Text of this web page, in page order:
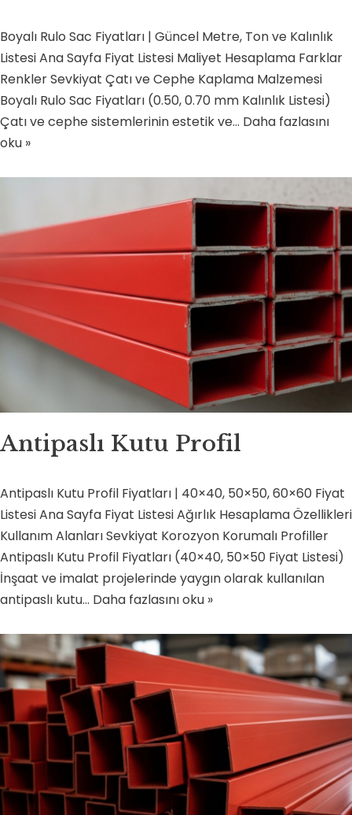
Boyalı Rulo Sac Fiyatları | Güncel Metre, Ton ve Kalınlık
Listesi Ana Sayfa Fiyat Listesi Maliyet Hesaplama Farklar
Renkler Sevkiyat Çatı ve Cephe Kaplama Malzemesi
Boyalı Rulo Sac Fiyatları (0.50, 0.70 mm Kalınlık Listesi)
Çatı ve cephe sistemlerinin estetik ve… Daha fazlasını
oku »
Antipaslı Kutu Profil
Antipaslı Kutu Profil Fiyatları | 40×40, 50×50, 60×60 Fiyat
Listesi Ana Sayfa Fiyat Listesi Ağırlık Hesaplama Özellikleri
Kullanım Alanları Sevkiyat Korozyon Korumalı Profiller
Antipaslı Kutu Profil Fiyatları (40×40, 50×50 Fiyat Listesi)
İnşaat ve imalat projelerinde yaygın olarak kullanılan
antipaslı kutu… Daha fazlasını oku »